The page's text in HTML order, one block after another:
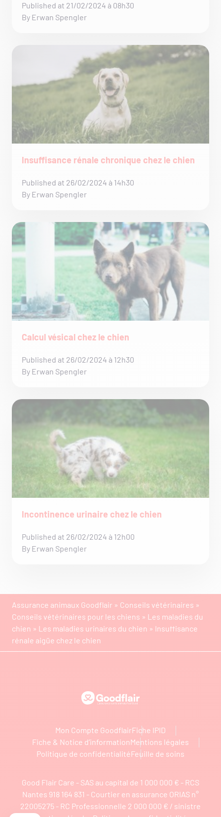
Published at 21/02/2024 à 08h30
By Erwan Spengler
Insuffisance rénale chronique chez le chien
Published at 26/02/2024 à 14h30
By Erwan Spengler
Calcul vésical chez le chien
Published at 26/02/2024 à 12h30
By Erwan Spengler
Incontinence urinaire chez le chien
Published at 26/02/2024 à 12h00
By Erwan Spengler
Assurance animaux Goodflair » Conseils vétérinaires »
Conseils vétérinaires pour les chiens » Les maladies du
chien » Les maladies urinaires du chien » Insuffisance
rénale aigüe chez le chien
Goodflair
Mon Compte GoodflairFiche IPID
Fiche & Notice d’informationMentions légales
Politique de confidentialitéFeuille de soins
Good Flair Care - SAS au capital de 1 000 000 € - RCS
Nantes 918 164 831 - Courtier en assurance ORIAS n°
22005275 - RC Professionnelle 2 000 000 € / sinistre